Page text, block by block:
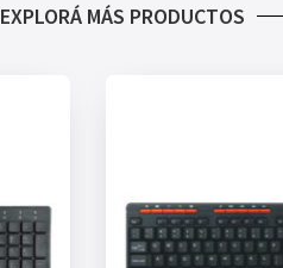
EXPLORÁ MÁS PRODUCTOS